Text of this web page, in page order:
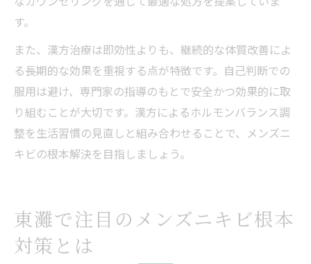
す。
また、漢方治療は即効性よりも、継続的な体質改善によ
る長期的な効果を重視する点が特徴です。自己判断での
服用は避け、専門家の指導のもとで安全かつ効果的に取
り組むことが大切です。漢方によるホルモンバランス調
整を生活習慣の見直しと組み合わせることで、メンズニ
キビの根本解決を目指しましょう。
東灘で注目のメンズニキビ根本
対策とは